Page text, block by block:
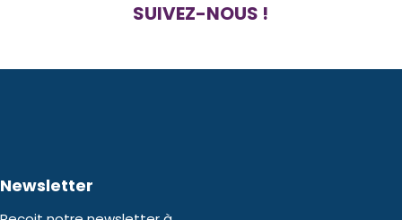
SUIVEZ-NOUS !
Newsletter